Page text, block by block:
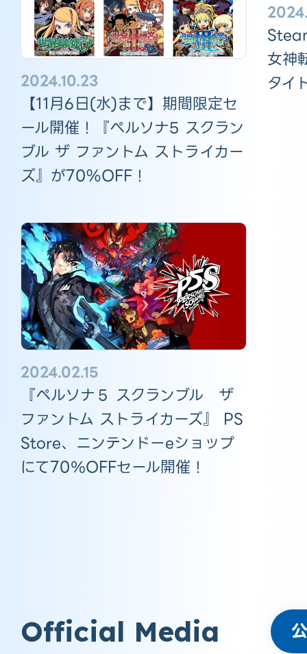
2024.10.23
【11月6日(水)まで】期間限定セ
ール開催！『ペルソナ5 スクラン
ブル ザ ファントム ストライカー
ズ』が70%OFF！
女神
タイ
2024.02.15
『ペルソナ５ スクランブル ザ
ファントム ストライカーズ』 PS
Store、ニンテンドーeショップ
にて70％OFFセール開催！
Official Media